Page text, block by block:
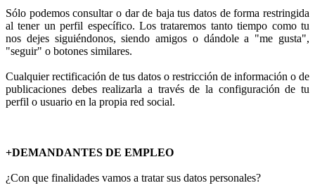
Sólo podemos consultar o dar de baja tus datos de forma restringida
al tener un perfil específico. Los trataremos tanto tiempo como tu
nos dejes siguiéndonos, siendo amigos o dándole a "me gusta",
"seguir" o botones similares.
Cualquier rectificación de tus datos o restricción de información o de
publicaciones debes realizarla a través de la configuración de tu
perfil o usuario en la propia red social.
+DEMANDANTES DE EMPLEO
¿Con que finalidades vamos a tratar sus datos personales?